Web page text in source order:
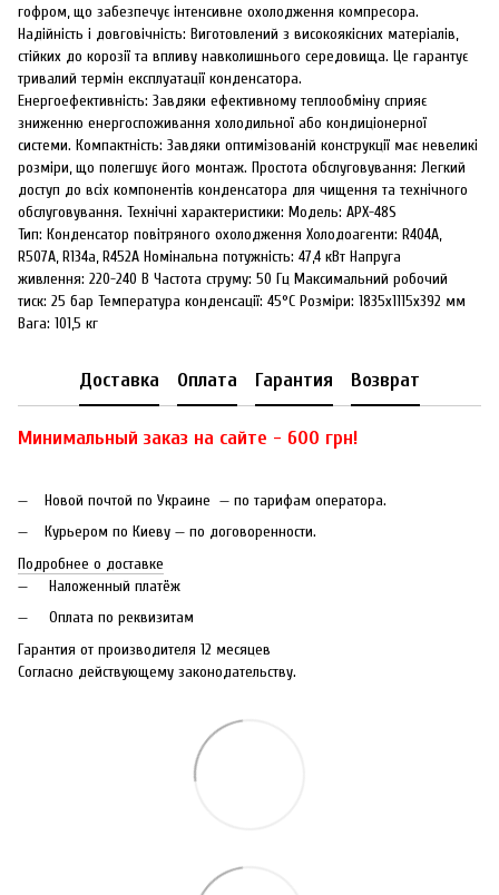
гофром, що забезпечує інтенсивне охолодження компресора.
Надійність і довговічність: Виготовлений з високоякісних матеріалів,
стійких до корозії та впливу навколишнього середовища. Це гарантує
тривалий термін експлуатації конденсатора.
Енергоефективність: Завдяки ефективному теплообміну сприяє
зниженню енергоспоживання холодильної або кондиціонерної
системи. Компактність: Завдяки оптимізованій конструкції має невеликі
розміри, що полегшує його монтаж. Простота обслуговування: Легкий
доступ до всіх компонентів конденсатора для чищення та технічного
обслуговування. Технічні характеристики: Модель: APX-48S
Тип: Конденсатор повітряного охолодження Холодоагенти: R404A,
R507A, R134a, R452A Номінальна потужність: 47,4 кВт Напруга
живлення: 220-240 В Частота струму: 50 Гц Максимальний робочий
тиск: 25 бар Температура конденсації: 45°C Розміри: 1835х1115х392 мм
Вага: 101,5 кг
Доставка Оплата Гарантия Возврат
Минимальный заказ на сайте - 600 грн!
Новой почтой по Украине — по тарифам оператора.
Курьером по Киеву — по договоренности.
Подробнее о доставке
Наложенный платёж
Оплата по реквизитам
Гарантия от производителя 12 месяцев
Согласно действующему законодательству.